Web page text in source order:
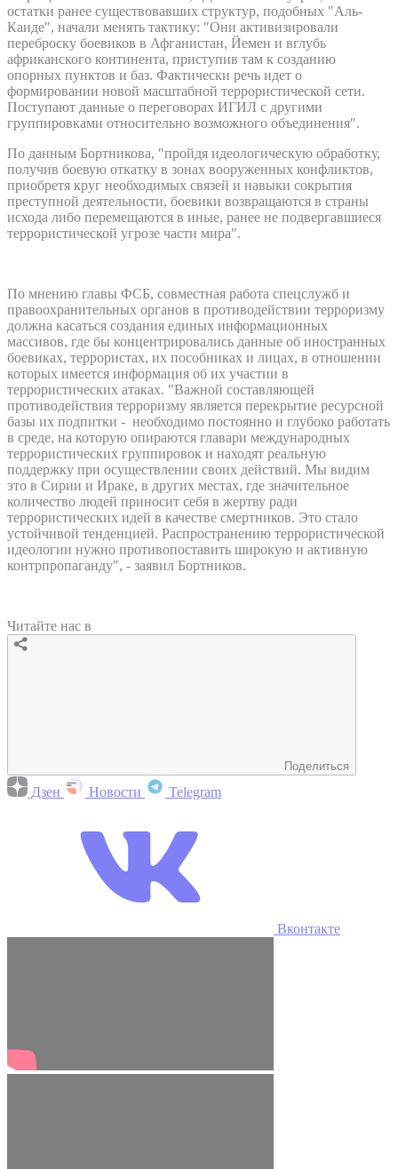
остатки ранее существовавших структур, подобных "Аль-
Каиде", начали менять тактику: ″Они активизировали
переброску боевиков в Афганистан, Йемен и вглубь
африканского континента, приступив там к созданию
опорных пунктов и баз. Фактически речь идет о
формировании новой масштабной террористической сети.
Поступают данные о переговорах ИГИЛ с другими
группировками относительно возможного объединения″.
По данным Бортникова, ″пройдя идеологическую обработку,
получив боевую откатку в зонах вооруженных конфликтов,
приобретя круг необходимых связей и навыки сокрытия
преступной деятельности, боевики возвращаются в страны
исхода либо перемещаются в иные, ранее не подвергавшиеся
террористической угрозе части мира″.
По мнению главы ФСБ, совместная работа спецслужб и
правоохранительных органов в противодействии терроризму
должна касаться создания единых информационных
массивов, где бы концентрировались данные об иностранных
боевиках, террористах, их пособниках и лицах, в отношении
которых имеется информация об их участии в
террористических атаках. ″Важной составляющей
противодействия терроризму является перекрытие ресурсной
базы их подпитки - необходимо постоянно и глубоко работать
в среде, на которую опираются главари международных
террористических группировок и находят реальную
поддержку при осуществлении своих действий. Мы видим
это в Сирии и Ираке, в других местах, где значительное
количество людей приносит себя в жертву ради
террористических идей в качестве смертников. Это стало
устойчивой тенденцией. Распространению террористической
идеологии нужно противопоставить широкую и активную
контрпропаганду″, - заявил Бортников.
Читайте нас в
Поделиться
Дзен Новости Telegram
Вконтакте